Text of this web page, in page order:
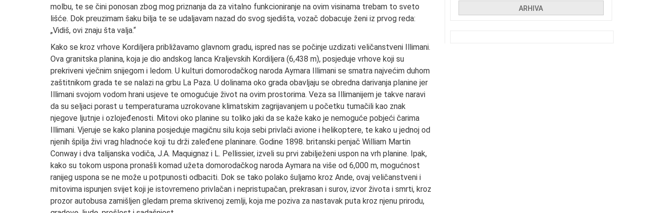
molbu, te se čini ponosan zbog mog priznanja da za vitalno funkcioniranje na ovim visinama trebam to sveto
lišće. Dok preuzimam šaku bilja te se udaljavam nazad do svog sjedišta, vozač dobacuje ženi iz prvog reda:
„Vidiš, ovi znaju šta valja.“
Kako se kroz vrhove Kordiljera približavamo glavnom gradu, ispred nas se počinje uzdizati veličanstveni Illimani.
Ova granitska planina, koja je dio andskog lanca Kraljevskih Kordiljera (6,438 m), posjeduje vrhove koji su
prekriveni vječnim snijegom i ledom. U kulturi domorodačkog naroda Aymara Illimani se smatra najvećim duhom
zaštitnikom grada te se nalazi na grbu La Paza. U dolinama oko grada obavljaju se obredna darivanja planine jer
Illimani svojom vodom hrani usjeve te omogućuje život na ovim prostorima. Veza sa Illimanijem je takve naravi
da su seljaci porast u temperaturama uzrokovane klimatskim zagrijavanjem u početku tumačili kao znak
njegove ljutnje i ozlojeđenosti. Mitovi oko planine su toliko jaki da se kaže kako je nemoguće pobjeći čarima
Illimani. Vjeruje se kako planina posjeduje magičnu silu koja sebi privlači avione i helikoptere, te kako u jednoj od
njenih špilja živi vrag hladnoće koji tu drži zaleđene planinare. Godine 1898. britanski penjač William Martin
Conway i dva talijanska vodiča, J.A. Maquignaz i L. Pellissier, izveli su prvi zabilježeni uspon na vrh planine. Ipak,
kako su tokom uspona pronašli komad užeta domorodačkog naroda Aymara na više od 6,000 m, mogućnost
ranijeg uspona se ne može u potpunosti odbaciti. Dok se tako polako šuljamo kroz Ande, ovaj veličanstveni i
mitovima ispunjen svijet koji je istovremeno privlačan i nepristupačan, prekrasan i surov, izvor života i smrti, kroz
prozor autobusa zamišljen gledam prema skrivenoj zemlji, koja me poziva za nastavak puta kroz njenu prirodu,
ARHIVA